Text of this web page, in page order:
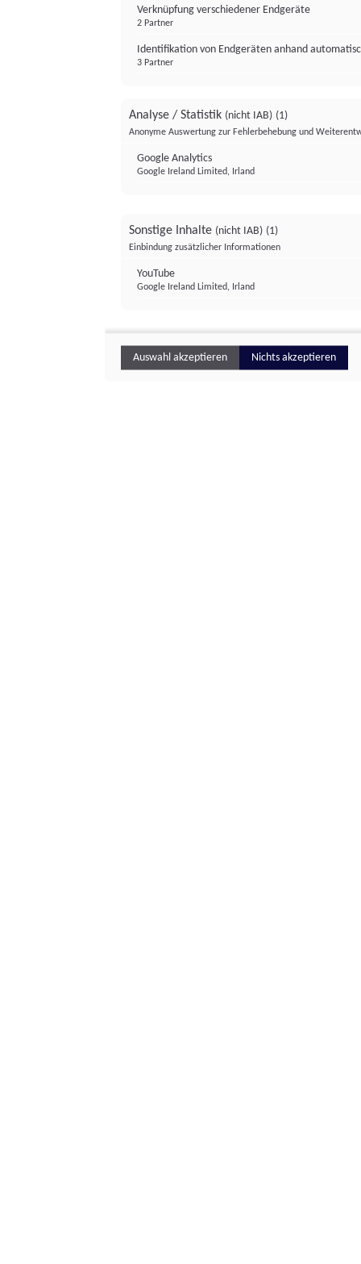
Verknüpfung verschiedener Endgeräte
2 Partner
Identifikation von Endgeräten anhand
3 Partner
Analyse / Statistik (nicht IAB) (1)
Anonyme Auswertung zur Fehlerbehebung und
Google Analytics
Google Ireland Limited, Irland
Sonstige Inhalte (nicht IAB) (1)
Einbindung zusätzlicher Informationen
YouTube
Google Ireland Limited, Irland
Auswahl akzeptieren Nichts akzeptieren